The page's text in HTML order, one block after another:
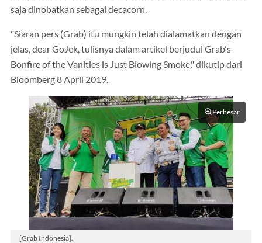
saja dinobatkan sebagai decacorn.
"Siaran pers (Grab) itu mungkin telah dialamatkan dengan
jelas, dear GoJek, tulisnya dalam artikel berjudul Grab's
Bonfire of the Vanities is Just Blowing Smoke," dikutip dari
Bloomberg 8 April 2019.
Perbesar
[Grab Indonesia].